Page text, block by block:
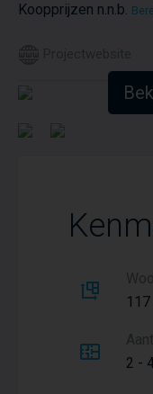
Koopprijzen n.n.b.
2 -